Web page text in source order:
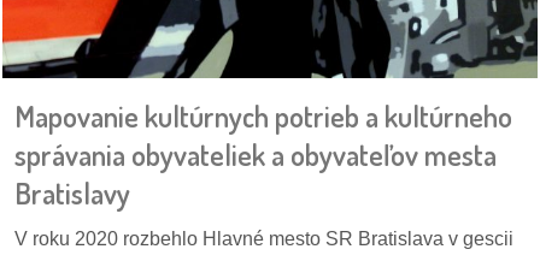
Mapovanie kultúrnych potrieb a kultúrneho
správania obyvateliek a obyvateľov mesta
Bratislavy
V roku 2020 rozbehlo Hlavné mesto SR Bratislava v gescii